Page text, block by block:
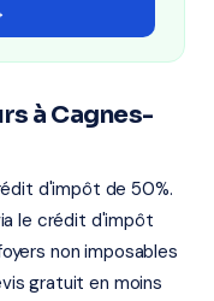
à Cagnes-
d'impôt de 50%.
le crédit d'impôt
non imposables
gratuit en moins